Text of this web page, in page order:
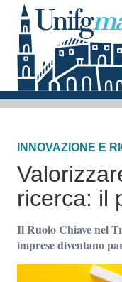
Testata
INNOVAZIONE E
ricerca: il
Il Ruolo Chiave nel
imprese diventano